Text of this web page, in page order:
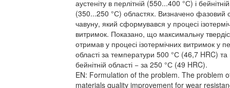
аустеніту в перлітній (550...400 °С) і бейнітній
(350...250 °С) областях. Визначено фазовий
чавуну, який сформувався у процесі
витримок. Показано, що максимальну
отримав у процесі ізотермічних витримок у
області за температури 500 °С (46,7 HRC) та
бейнітній області − за 250 °С (49 HRC).
EN: Formulation of the problem. The problem
materials quality improvement for wear